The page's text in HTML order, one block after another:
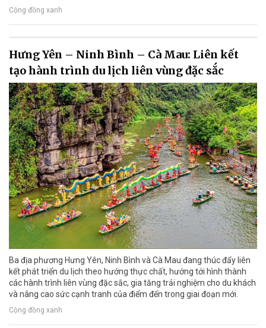
Cộng đồng xanh
Hưng Yên – Ninh Bình – Cà Mau: Liên kết
tạo hành trình du lịch liên vùng đặc sắc
Ba địa phương Hưng Yên, Ninh Bình và Cà Mau đang thúc đẩy liên
kết phát triển du lịch theo hướng thực chất, hướng tới hình thành
các hành trình liên vùng đặc sắc, gia tăng trải nghiệm cho du khách
và nâng cao sức cạnh tranh của điểm đến trong giai đoạn mới.
Cộng đồng xanh